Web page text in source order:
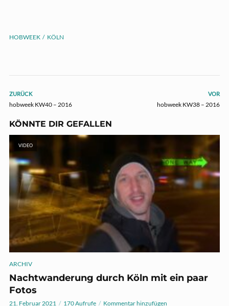
HOBWEEK KÖLN
ZURÜCK
hobweek KW40 – 2016
VOR
hobweek KW38 – 2016
KÖNNTE DIR GEFALLEN
VIDEO
ARCHIV
Nachtwanderung durch Köln mit ein paar
Fotos
21. Februar 2021 170 Aufrufe Kommentar hinzufügen